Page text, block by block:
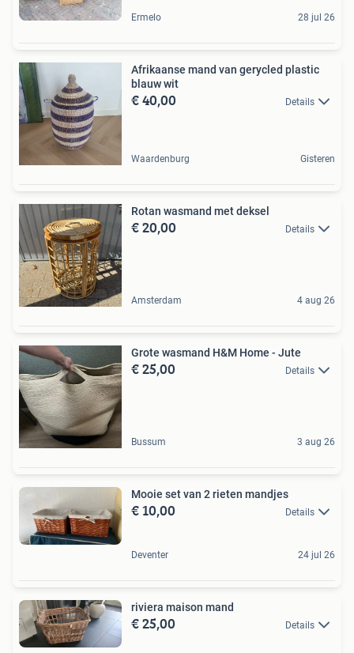
Ermelo 28 jul 26
Afrikaanse mand van gerycled plastic
blauw wit
€ 40,00 Details
Waardenburg Gisteren
Rotan wasmand met deksel
€ 20,00 Details
Amsterdam 4 aug 26
Grote wasmand H&M Home - Jute
€ 25,00 Details
Bussum 3 aug 26
Mooie set van 2 rieten mandjes
€ 10,00 Details
Deventer 24 jul 26
riviera maison mand
€ 25,00 Details